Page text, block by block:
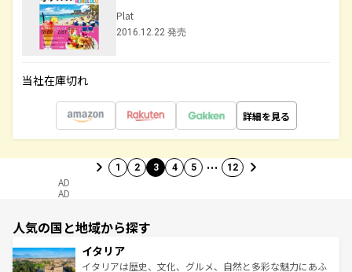
Plat
2016.12.22 発売
当社在庫切れ
詳細を見る
1 2 3 4 5 … 12
AD
AD
人気の国と地域から探す
イタリア
イタリアは歴史、文化、グルメ、自然と多彩な魅力にあふ